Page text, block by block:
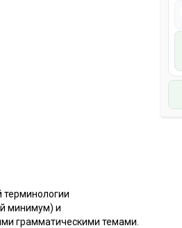
терминологии
минимум) и
грамматическими темами.